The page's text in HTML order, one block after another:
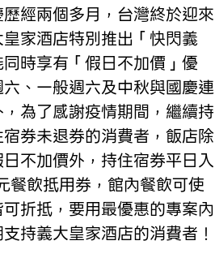
經兩個多月，台灣終於迎來
家酒店特別推出「快閃義
時享有「假日不加價」優
、一般週六及中秋與國慶連
為了感謝疫情期間，繼續持
券未退券的消費者，飯店除
不加價外，持住宿券平日入
餐飲抵用券，館內餐飲可使
折抵，要用最優惠的專案內
持義大皇家酒店的消費者！